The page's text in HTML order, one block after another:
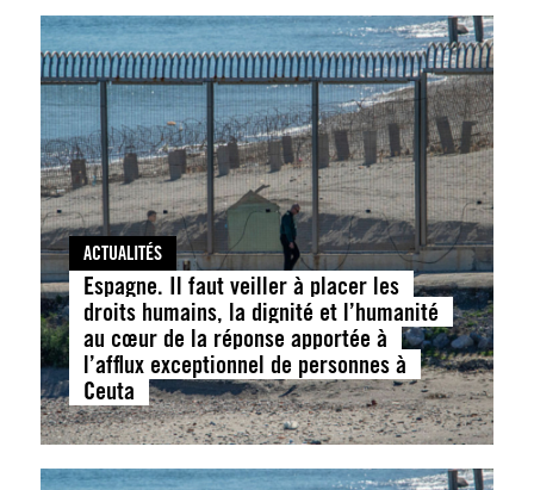
ACTUALITÉS
Espagne. Il faut veiller à placer les
droits humains, la dignité et l’humanité
au cœur de la réponse apportée à
l’afflux exceptionnel de personnes à
Ceuta